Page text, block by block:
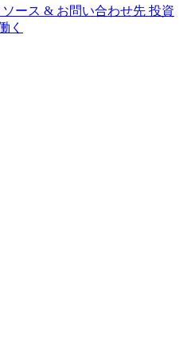
ソース & お問い合わせ先 投資
く